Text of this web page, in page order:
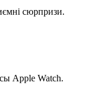
сюрпризи.
Apple Watch.